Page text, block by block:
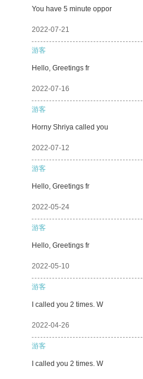
You have 5 minute oppor
2022-07-21
游客
Hello, Greetings fr
2022-07-16
游客
Horny Shriya called you
2022-07-12
游客
Hello, Greetings fr
2022-05-24
游客
Hello, Greetings fr
2022-05-10
游客
I called you 2 times. W
2022-04-26
游客
I called you 2 times. W